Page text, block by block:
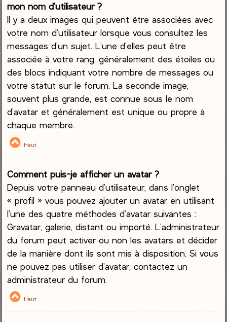
mon nom d’utilisateur ?
Il y a deux images qui peuvent être associées avec
votre nom d’utilisateur lorsque vous consultez les
messages d’un sujet. L’une d’elles peut être
associée à votre rang, généralement des étoiles ou
des blocs indiquant votre nombre de messages ou
votre statut sur le forum. La seconde image,
souvent plus grande, est connue sous le nom
d’avatar et généralement est unique ou propre à
chaque membre.
Haut
Comment puis-je afficher un avatar ?
Depuis votre panneau d’utilisateur, dans l’onglet
« profil » vous pouvez ajouter un avatar en utilisant
l’une des quatre méthodes d’avatar suivantes :
Gravatar, galerie, distant ou importé. L’administrateur
du forum peut activer ou non les avatars et décider
de la manière dont ils sont mis à disposition. Si vous
ne pouvez pas utiliser d’avatar, contactez un
administrateur du forum.
Haut